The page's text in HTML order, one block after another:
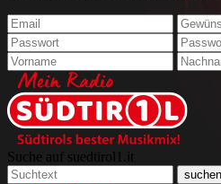
Suche auf suedtirol1.it